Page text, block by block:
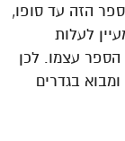
הזה עד סופו,
לעלות
הספר עצמו. לכן
בגדרים